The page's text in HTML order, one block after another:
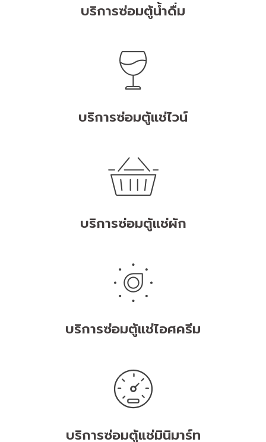
บริการซ่อมตู้น้ำดื่ม
บริการซ่อมตู้แช่ไวน์
บริการซ่อมตู้แช่ผัก
บริการซ่อมตู้แช่ไอศครีม
บริการซ่อมตู้แช่มินิมาร์ท